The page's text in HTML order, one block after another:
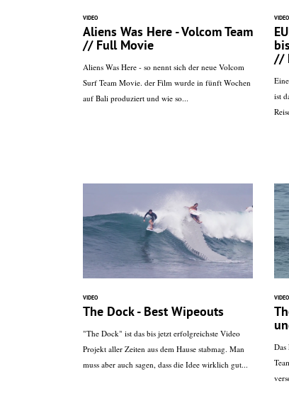
VIDEO
Aliens Was Here - Volcom Team
// Full Movie
Aliens Was Here - so nennt sich der neue Volcom
Surf Team Movie. der Film wurde in fünft Wochen
auf Bali produziert und wie so...
VIDEO
//
ist
VIDEO
The Dock - Best Wipeouts
"The Dock" ist das bis jetzt erfolgreichste Video
Projekt aller Zeiten aus dem Hause stabmag. Man
muss aber auch sagen, dass die Idee wirklich gut...
VIDEO